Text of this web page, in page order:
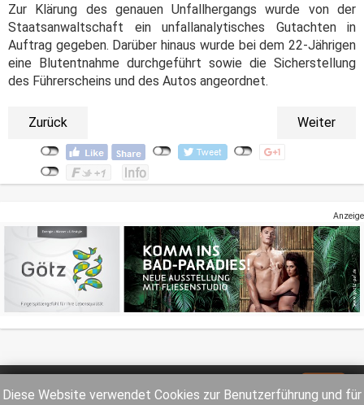
Diese Website verwendet Cookies zur Benutzerführung und für
Zur Klärung des genauen Unfallhergangs wurde von der
Staatsanwaltschaft ein unfallanalytisches Gutachten in
Auftrag gegeben. Darüber hinaus wurde bei dem 22-Jährigen
eine Blutentnahme durchgeführt sowie die Sicherstellung
des Führerscheins und des Autos angeordnet.
Zurück Weiter
Anzeige